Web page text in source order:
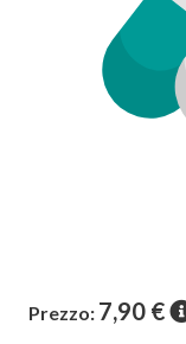
Prezzo: 7,90 €